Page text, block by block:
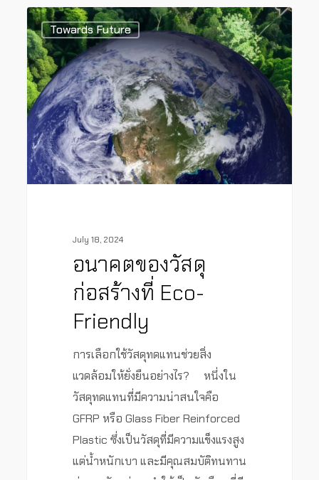
Towards Future
July 18, 2024
อนาคตของวัสดุ
ก่อสร้างที่ Eco-
Friendly
การเลือกใช้วัสดุทดแทนช่วยสิ่ง
แวดล้อมให้ยั่งยืนอย่างไร? หนึ่งใน
วัสดุทดแทนที่มีความน่าสนใจคือ
GFRP หรือ Glass Fiber Reinforced
Plastic ซึ่งเป็นวัสดุที่มีความแข็งแรงสูง
แต่น้ำหนักเบา และมีคุณสมบัติทนทาน
0